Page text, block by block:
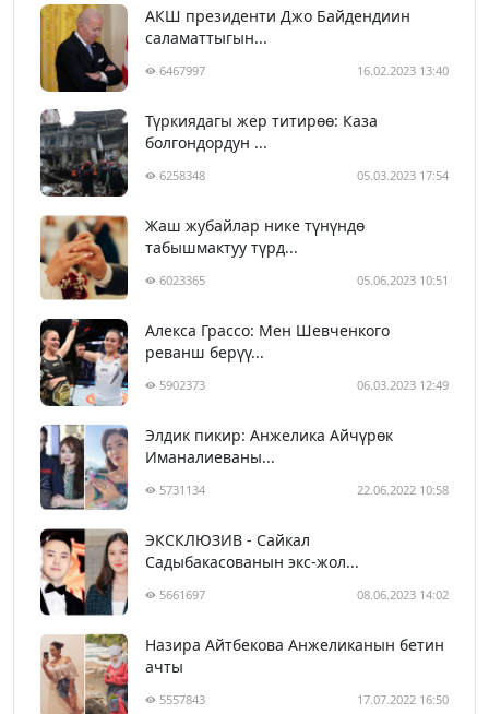
АКШ президенти Джо Байдендиин
саламаттыгын...
6467997 16.02.2023 13:40
Түркиядагы жер титирөө: Каза
болгондордун ...
6258348 05.03.2023 17:54
Жаш жубайлар нике түнүндө
табышмактуу түрд...
6023365 05.06.2023 10:51
Алекса Грассо: Мен Шевченкого
реванш берүү...
5902373 06.03.2023 12:49
Элдик пикир: Анжелика Айчүрөк
Иманалиеваны...
5731134 22.06.2022 10:58
ЭКСКЛЮЗИВ - Сайкал
Садыбакасованын экс-жол...
5661697 08.06.2023 14:02
Назира Айтбекова Анжеликанын бетин
ачты
5557843 17.07.2022 16:50